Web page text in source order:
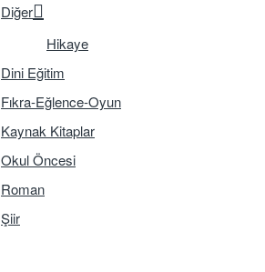
Diğer
Hikaye
Dini Eğitim
Fıkra-Eğlence-Oyun
Kaynak Kitaplar
Okul Öncesi
Roman
Şiir